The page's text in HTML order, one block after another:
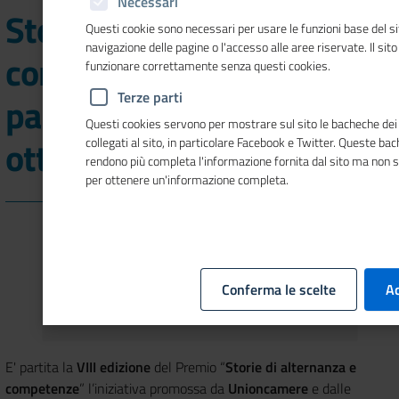
Storie di alternanza e
competenze, domande di
partecipazione entro il 10
ottobre 2025
E' partita laVIII edizione del Premio “Storie di alternanza e
competenze” l’iniziativa promossa da Unioncamere e dalle
Questi cookie sono necessari per usare le funzioni base del
navigazione delle pagine o l'accesso alle aree riservate. Il
funzionare correttamente senza questi cookies.
Terze parti
Questi cookies servono per mostrare sul sito le bacheche
collegati al sito, in particolare Facebook e Twitter. Queste
rendono più completa l'informazione fornita dal sito ma non
per ottenere un'informazione completa.
Conferma le scelte